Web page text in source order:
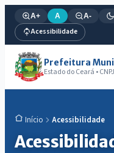
A+ A A-
Acessibilidade
Prefeitura
Estado do Ceará •
Início Acessibilidade